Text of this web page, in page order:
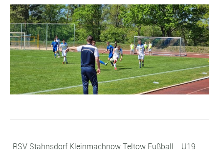
RSV Stahnsdorf Kleinmachnow Teltow Fußball U19